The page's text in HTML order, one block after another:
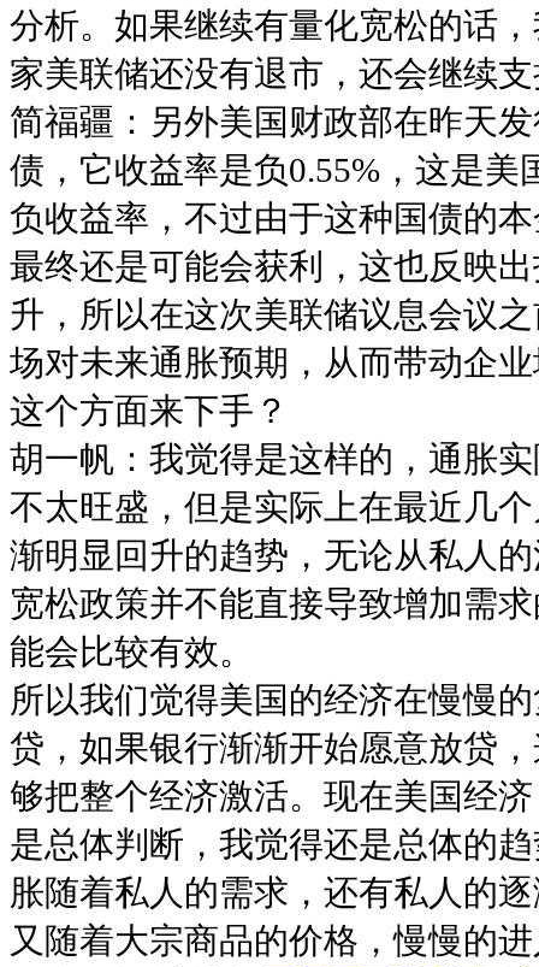
分析。如果继续有量化宽松的话
家美联储还没有退市，还会继续
简福疆：另外美国财政部在昨天
债，它收益率是负0.55%，这是
负收益率，不过由于这种国债的
最终还是可能会获利，这也反映
升，所以在这次美联储议息会议
场对未来通胀预期，从而带动企
这个方面来下手？
胡一帆：我觉得是这样的，通胀
不太旺盛，但是实际上在最近几
渐明显回升的趋势，无论从私人
宽松政策并不能直接导致增加需
能会比较有效。
所以我们觉得美国的经济在慢慢
贷，如果银行渐渐开始愿意放贷
够把整个经济激活。现在美国经
是总体判断，我觉得还是总体的
胀随着私人的需求，还有私人的
又随着大宗商品的价格，慢慢的